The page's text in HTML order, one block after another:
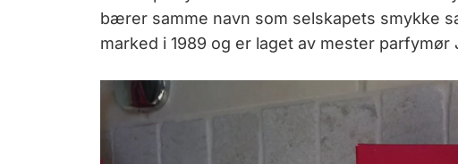
bærer samme navn som selskapets smykke
marked i 1989 og er laget av mester parfymør